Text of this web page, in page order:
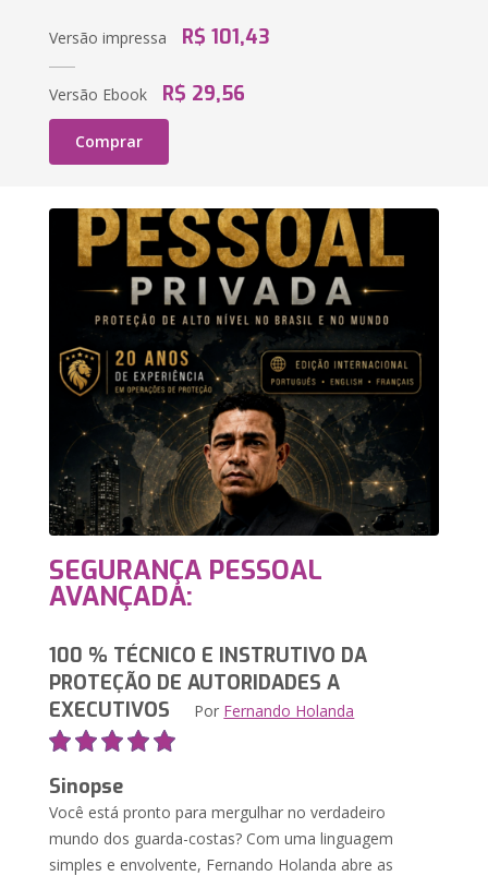
Versão impressa R$ 101,43
Versão Ebook R$ 29,56
Comprar
SEGURANÇA PESSOAL
AVANÇADA:
100 % TÉCNICO E INSTRUTIVO DA
PROTEÇÃO DE AUTORIDADES A
EXECUTIVOS Por Fernando Holanda
Sinopse
Você está pronto para mergulhar no verdadeiro
mundo dos guarda-costas? Com uma linguagem
simples e envolvente, Fernando Holanda abre as